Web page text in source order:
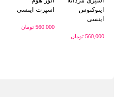
اینوکتوس
اینسی
560,000 تومان
اسپرت اینسی
560,000 تومان